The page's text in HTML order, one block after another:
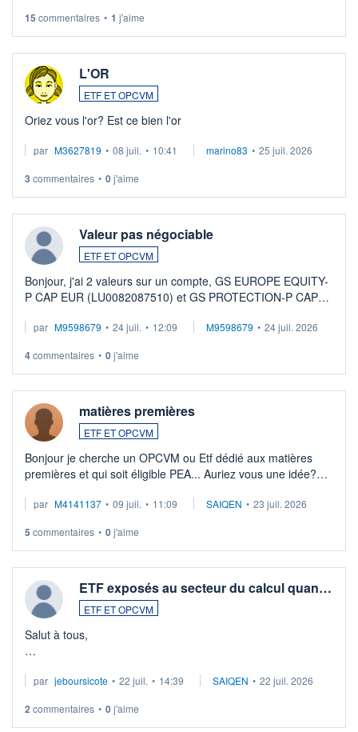
15 commentaires • 1 j'aime
L'OR
ETF ET OPCVM
Oriez vous l'or? Est ce bien l'or
par M3627819 • 08 juil. • 10:41 marino83 • 25 juil. 2026
3 commentaires • 0j'aime
Valeur pas négociable
ETF ET OPCVM
Bonjour, j'ai 2 valeurs sur un compte, GS EUROPE EQUITY-
P CAP EUR (LU0082087510) et GS PROTECTION-P CAP
veux procéder à la vente, on me signale ...
par M9598679 • 24 juil. • 12:09 M9598679 • 24 juil. 2026
4commentaires • 0j'aime
matières premières
ETF ET OPCVM
Bonjour je cherche un OPCVM ou Etf dédié aux matières
premières et qui soit éligible PEA... Auriez vous une idée?
par M4141137 • 09 juil. • 11:09 SAIQEN • 23 juil. 2026
5 commentaires • 0j'aime
ETF exposés au secteur du calcul quan…
ETF ET OPCVM
Salut à tous,
via un ETF plutôt que des actions individuelles.
Idéalement, je voudrais qu'il soit éligible au PEA.
par jeboursicote • 22 juil. • 14:39 SAIQEN • 22 juil. 2026
2 commentaires • 0j'aime